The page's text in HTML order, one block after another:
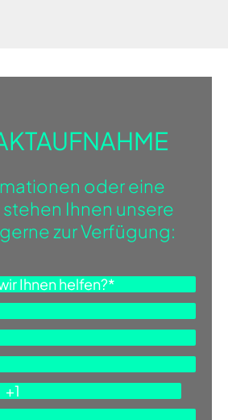
oder eine
Ihnen unsere
zur Verfügung: